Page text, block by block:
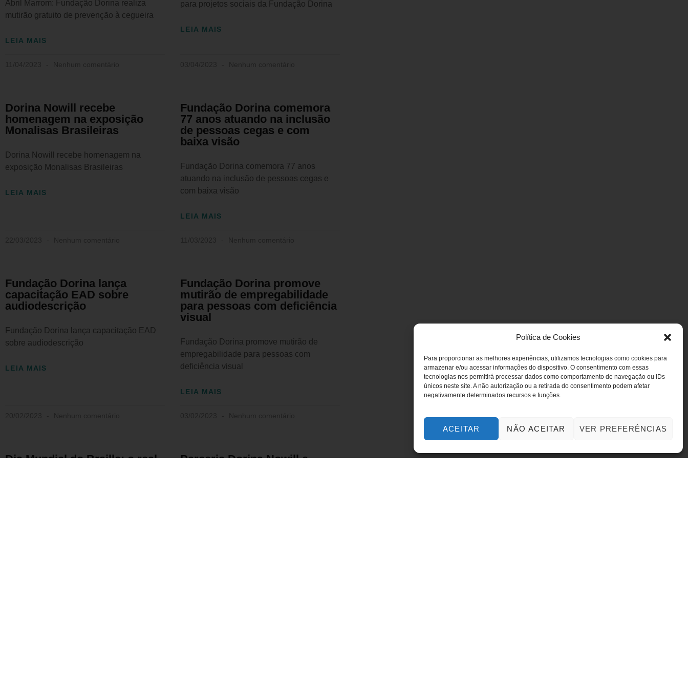
Política de Cookies
Para proporcionar as melhores experiências, utilizamos tecnologias como cookies para
armazenar e/ou acessar informações do dispositivo. O consentimento com essas
tecnologias nos permitirá processar dados como comportamento de navegação ou IDs
únicos neste site. A não autorização ou a retirada do consentimento podem afetar
negativamente determinados recursos e funções.
ACEITAR NÃO ACEITAR VER PREFERÊNCIAS
Abril Marrom: Fundação Dorina realiza
mutirão gratuito de prevenção à cegueira
LEIA MAIS
para projetos sociais da Fundação Dorina
LEIA MAIS
Dorina Nowill recebe
homenagem na exposição
Monalisas Brasileiras
Dorina Nowill recebe homenagem na
exposição Monalisas Brasileiras
LEIA MAIS
Fundação Dorina comemora
77 anos atuando na inclusão
de pessoas cegas e com
baixa visão
Fundação Dorina comemora 77 anos
atuando na inclusão de pessoas cegas e
com baixa visão
LEIA MAIS
Fundação Dorina lança
capacitação EAD sobre
audiodescrição
Fundação Dorina lança capacitação EAD
sobre audiodescrição
LEIA MAIS
Fundação Dorina promove
mutirão de empregabilidade
para pessoas com deficiência
visual
Fundação Dorina promove mutirão de
empregabilidade para pessoas com
deficiência visual
LEIA MAIS
Dia Mundial do Braille: o real
Parceria Dorina Nowill e